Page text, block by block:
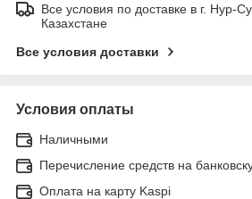
Все условия по доставке в г. Нур-
Казахстане
Все условия доставки
Условия оплаты
Наличными
Перечисление средств на
Оплата на карту Kaspi